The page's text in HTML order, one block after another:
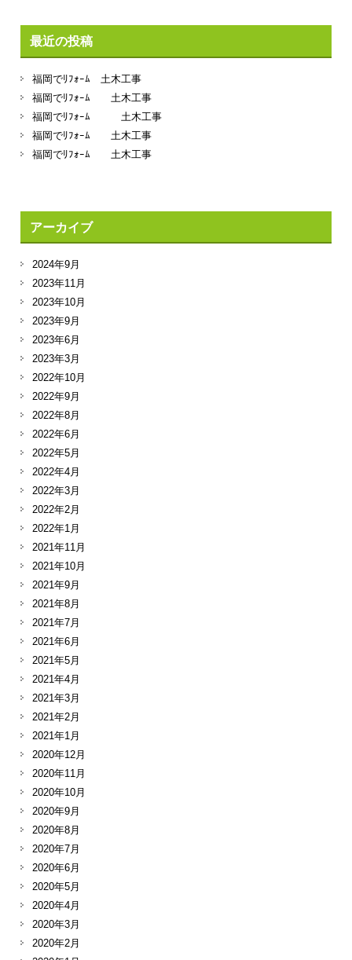
最近の投稿
福岡でﾘﾌｫｰﾑ 土木工事
福岡でﾘﾌｫｰﾑ 土木工事
福岡でﾘﾌｫｰﾑ 土木工事
福岡でﾘﾌｫｰﾑ 土木工事
福岡でﾘﾌｫｰﾑ 土木工事
アーカイブ
2024年9月
2023年11月
2023年10月
2023年9月
2023年6月
2023年3月
2022年10月
2022年9月
2022年8月
2022年6月
2022年5月
2022年4月
2022年3月
2022年2月
2022年1月
2021年11月
2021年10月
2021年9月
2021年8月
2021年7月
2021年6月
2021年5月
2021年4月
2021年3月
2021年2月
2021年1月
2020年12月
2020年11月
2020年10月
2020年9月
2020年8月
2020年7月
2020年6月
2020年5月
2020年4月
2020年3月
2020年2月